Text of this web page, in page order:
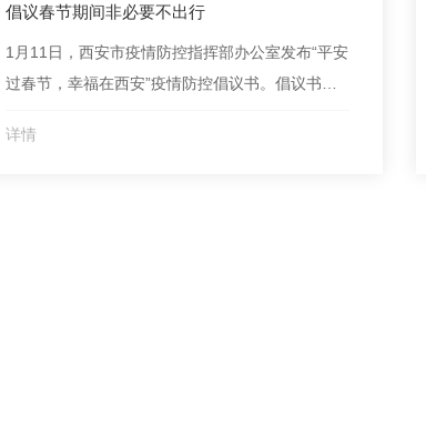
倡议春节期间非必要不出行
1月11日，西安市疫情防控指挥部办公室发布“平安
过春节，幸福在西安”疫情防控倡议书。倡议书指
防控形势严峻复杂，尤其在冬春呼吸道传染病高发
详情